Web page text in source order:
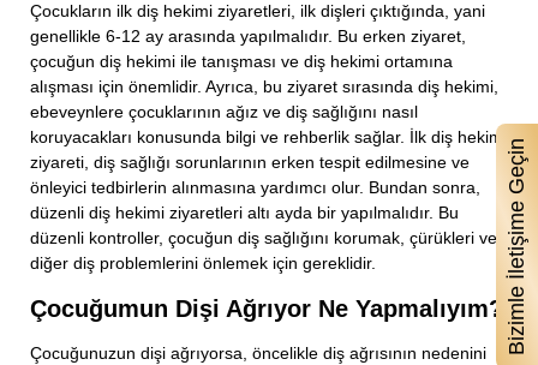
Bizimle İletişime Geçin
Çocukların ilk diş hekimi ziyaretleri, ilk dişleri çıktığında, yani
genellikle 6-12 ay arasında yapılmalıdır. Bu erken ziyaret,
çocuğun diş hekimi ile tanışması ve diş hekimi ortamına
alışması için önemlidir. Ayrıca, bu ziyaret sırasında diş hekimi,
ebeveynlere çocuklarının ağız ve diş sağlığını nasıl
koruyacakları konusunda bilgi ve rehberlik sağlar. İlk diş hekimi
ziyareti, diş sağlığı sorunlarının erken tespit edilmesine ve
önleyici tedbirlerin alınmasına yardımcı olur. Bundan sonra,
düzenli diş hekimi ziyaretleri altı ayda bir yapılmalıdır. Bu
düzenli kontroller, çocuğun diş sağlığını korumak, çürükleri ve
diğer diş problemlerini önlemek için gereklidir.
Çocuğumun Dişi Ağrıyor Ne Yapmalıyım?
Çocuğunuzun dişi ağrıyorsa, öncelikle diş ağrısının nedenini